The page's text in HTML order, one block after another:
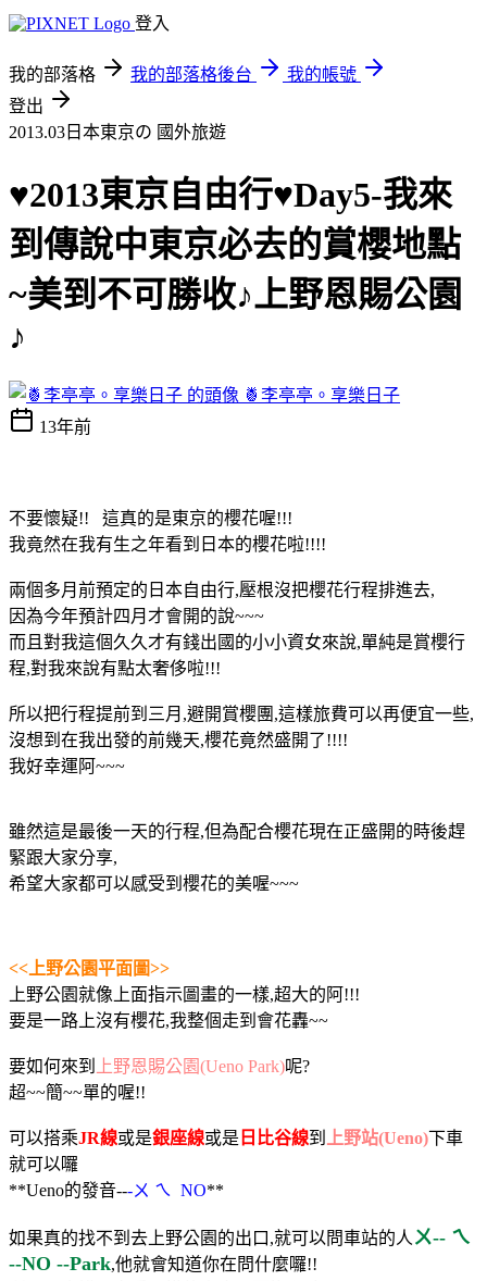
登入
我的部落格 我的部落格後台
我的帳號
登出
2013.03日本東京の 國外旅遊
♥2013東京自由行♥Day5-我來
到傳說中東京必去的賞櫻地點
~美到不可勝收♪上野恩賜公園
♪
🍍李亭亭。享樂日子
13年前
不要懷疑!! 這真的是東京的櫻花喔!!!
我竟然在我有生之年看到日本的櫻花啦!!!!
兩個多月前預定的日本自由行,壓根沒把櫻花行程排進去,
因為今年預計四月才會開的說~~~
而且對我這個久久才有錢出國的小小資女來說,單純是賞櫻行
程,對我來說有點太奢侈啦!!!
所以把行程提前到三月,避開賞櫻團,這樣旅費可以再便宜一些,
沒想到在我出發的前幾天,櫻花竟然盛開了!!!!
我好幸運阿~~~
雖然這是最後一天的行程,但為配合櫻花現在正盛開的時後趕
緊跟大家分享,
希望大家都可以感受到櫻花的美喔~~~
<<上野公園平面圖>>
上野公園就像上面指示圖畫的一樣,超大的阿!!!
要是一路上沒有櫻花,我整個走到會花轟~~
要如何來到 上野恩賜公園(Ueno Park)呢?
超~~簡~~單的喔!!
可以搭乘JR線或是銀座線或是 日比谷線到 上野站(Ueno)下車
就可以囉
**Ueno的發音---ㄨ ㄟ NO**
如果真的找不到去上野公園的出口,就可以問車站的人 ㄨ-- ㄟ
--NO --Park,他就會知道你在問什麼囉!!